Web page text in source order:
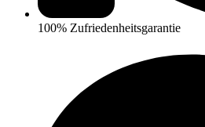
100% Zufriedenheitsgarantie